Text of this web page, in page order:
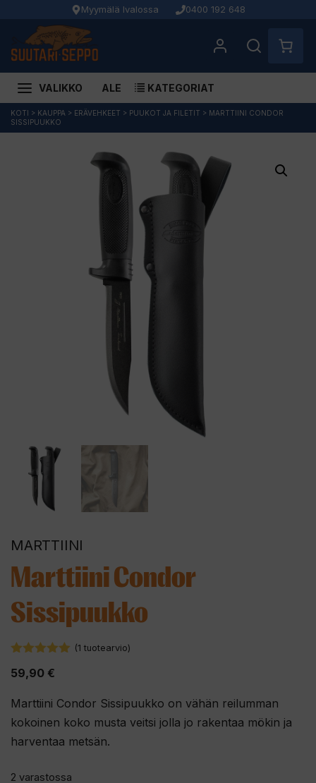
Myymälä Ivalossa 0400 192 648
VALIKKO ALE KATEGORIAT
Siirry
sisältöön
KOTI > KAUPPA > ERÄVEHKEET > PUUKOT JA FILETIT > MARTTIINI CONDOR
SISSIPUUKKO
MARTTIINI
Marttiini Condor
Sissipuukko
(1 tuotearvio)
59,90 €
Marttiini Condor Sissipuukko on vähän reilumman
kokoinen koko musta veitsi jolla jo rakentaa mökin ja
harventaa metsän.
2 varastossa